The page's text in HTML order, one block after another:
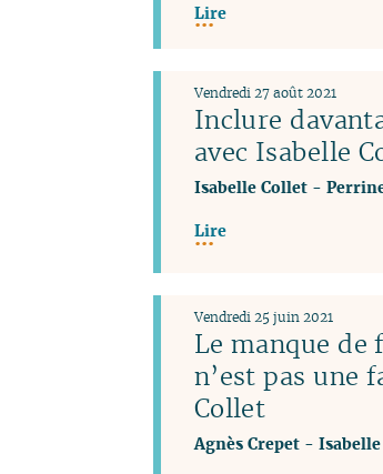
Lire
Inclure
avec Isabelle
Vendredi 27 août 2021
Isabelle Collet-
Lire
Le manque de
n’est pas une
Collet
Vendredi 25 juin 2021
Agnès Crepet-